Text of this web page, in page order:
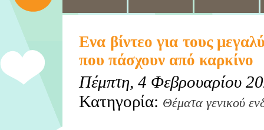
Ενα βίντεο για τους
που πάσχουν από καρκίνο
Πέμπτη, 4 Φεβρουαρίου
Κατηγορία: Θέματα γενικού